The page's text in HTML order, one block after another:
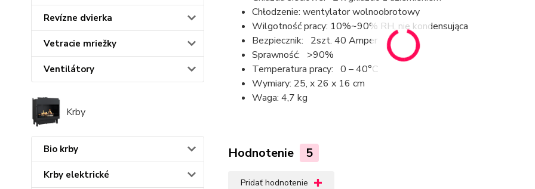
Revízne dvierka
Vetracie mriežky
Ventilátory
Krby
Bio krby
Krby elektrické
Chłodzenie: wentylator wolnoobrotowy
Wilgotność pracy: 10%~90% RH, nie kondensująca
Bezpiecznik: 2szt. 40 Amper
Sprawność: >90%
Temperatura pracy: 0 – 40°C
Wymiary: 25, x 26 x 16 cm
Waga: 4,7 kg
Hodnotenie 5
Pridať hodnotenie